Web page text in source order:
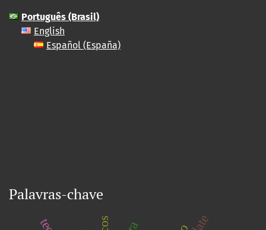
Português (Brasil)
English
Español (España)
Palavras-chave